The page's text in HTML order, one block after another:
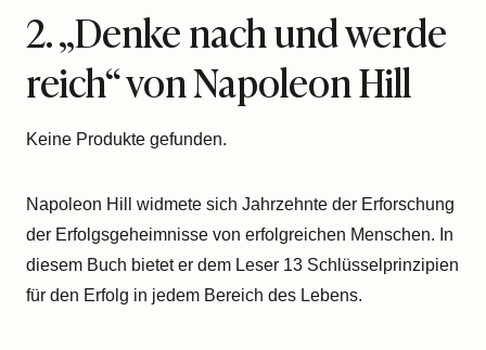
2. „Denke nach und werde
reich“ von Napoleon Hill
Keine Produkte gefunden.
Napoleon Hill widmete sich Jahrzehnte der Erforschung
der Erfolgsgeheimnisse von erfolgreichen Menschen. In
diesem Buch bietet er dem Leser 13 Schlüsselprinzipien
für den Erfolg in jedem Bereich des Lebens.